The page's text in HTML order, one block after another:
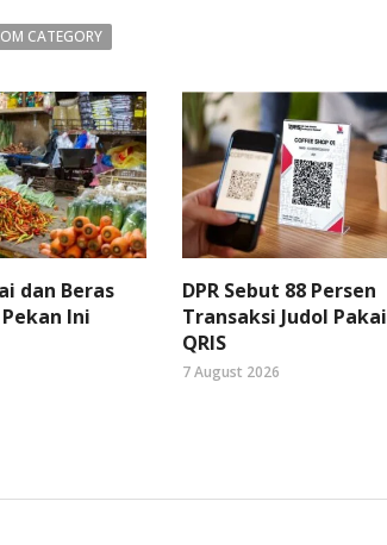
CATEGORY
dan Beras
Ini
DPR Sebut 88 Persen
Transaksi Judol Pakai
QRIS
7 August 2026